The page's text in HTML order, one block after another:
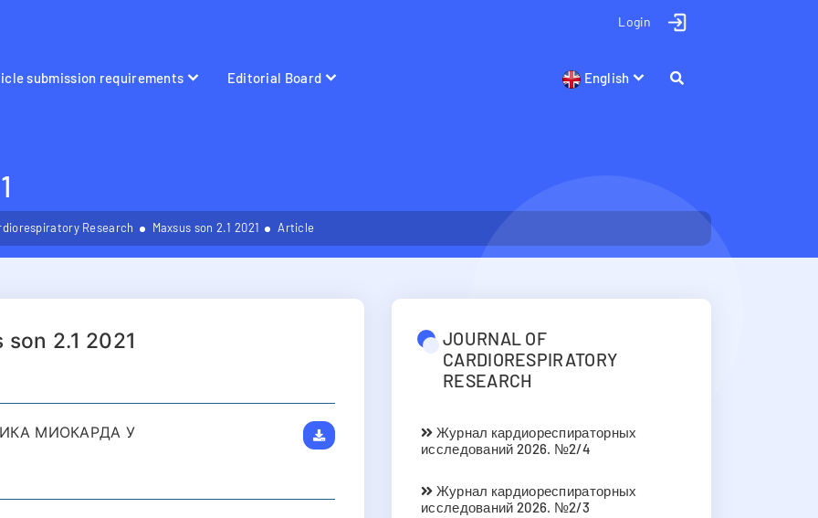
Login
submission requirements Editorial Board English
Research Maxsus son 2.1 2021 Article
son 2.1 2021
МИОКАРДА У
JOURNAL OF
CARDIORESPIRATORY
RESEARCH
Журнал кардиореспираторных
исследований 2026. №2/4
Журнал кардиореспираторных
исследований 2026. №2/3